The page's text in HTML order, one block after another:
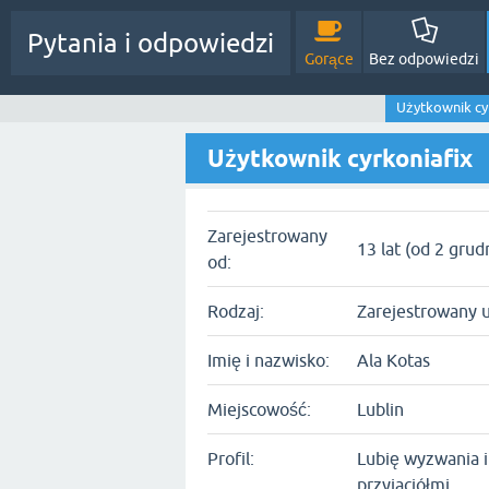
Pytania i odpowiedzi
Gorące Bez odpowiedzi
Użytkownik
Użytkownik cyrkoniafix
Zarejestrowany
od:
13 lat (od 2
Rodzaj: Zarejestrowany
Imię i nazwisko: Ala Kotas
Miejscowość: Lublin
Profil:
Lubię wyzwania
przyjaciółmi.